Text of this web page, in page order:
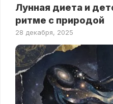
Лунная диета и
ритме с природой
28 декабря, 2025